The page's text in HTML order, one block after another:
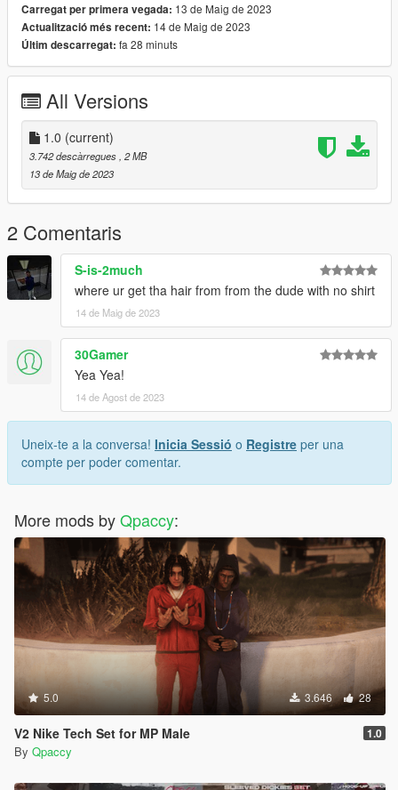
Carregat per primera vegada: 13 de Maig de 2023
Actualització més recent: 14 de Maig de 2023
Últim descarregat: fa 28 minuts
All Versions
1.0 (current)
3.742 descàrregues , 2 MB
13 de Maig de 2023
2 Comentaris
S-is-2much
where ur get tha hair from from the dude with no shirt
14 de Maig de 2023
30Gamer
Yea Yea!
14 de Agost de 2023
Uneix-te a la conversa! Inicia Sessió o Registre per una
compte per poder comentar.
More mods byQpaccy:
5.0 3.646 28
V2 Nike Tech Set for MP Male 1.0
By Qpaccy